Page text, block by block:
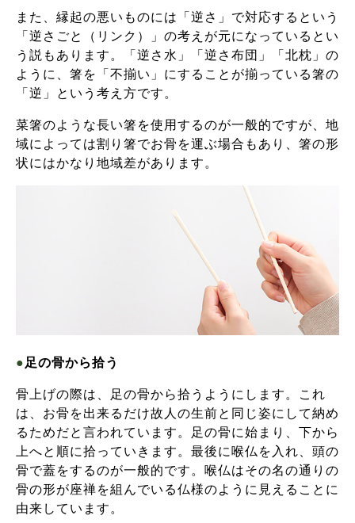
また、縁起の悪いものには「逆さ」で対応するという
「逆さごと（リンク）」の考えが元になっているとい
う説もあります。「逆さ水」「逆さ布団」「北枕」の
ように、箸を「不揃い」にすることが揃っている箸の
「逆」という考え方です。
菜箸のような長い箸を使用するのが一般的ですが、地
域によっては割り箸でお骨を運ぶ場合もあり、箸の形
状にはかなり地域差があります。
● 足の骨から拾う
骨上げの際は、足の骨から拾うようにします。これ
は、お骨を出来るだけ故人の生前と同じ姿にして納め
るためだと言われています。足の骨に始まり、下から
上へと順に拾っていきます。最後に喉仏を入れ、頭の
骨で蓋をするのが一般的です。喉仏はその名の通りの
骨の形が座禅を組んでいる仏様のように見えることに
由来しています。